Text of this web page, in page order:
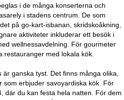
i de många konserterna och
i stadens centrum. De som
på go-kart-isbanan, skridskoåkning,
aktiviteter inkluderar ett besök i
wellnessavdelning. För gourmeter
restauranger med lokala kök.
ganska tyst. Det finns många olika,
som erbjuder savoyardiska kök. För
där du kan festa hela natten. För dem